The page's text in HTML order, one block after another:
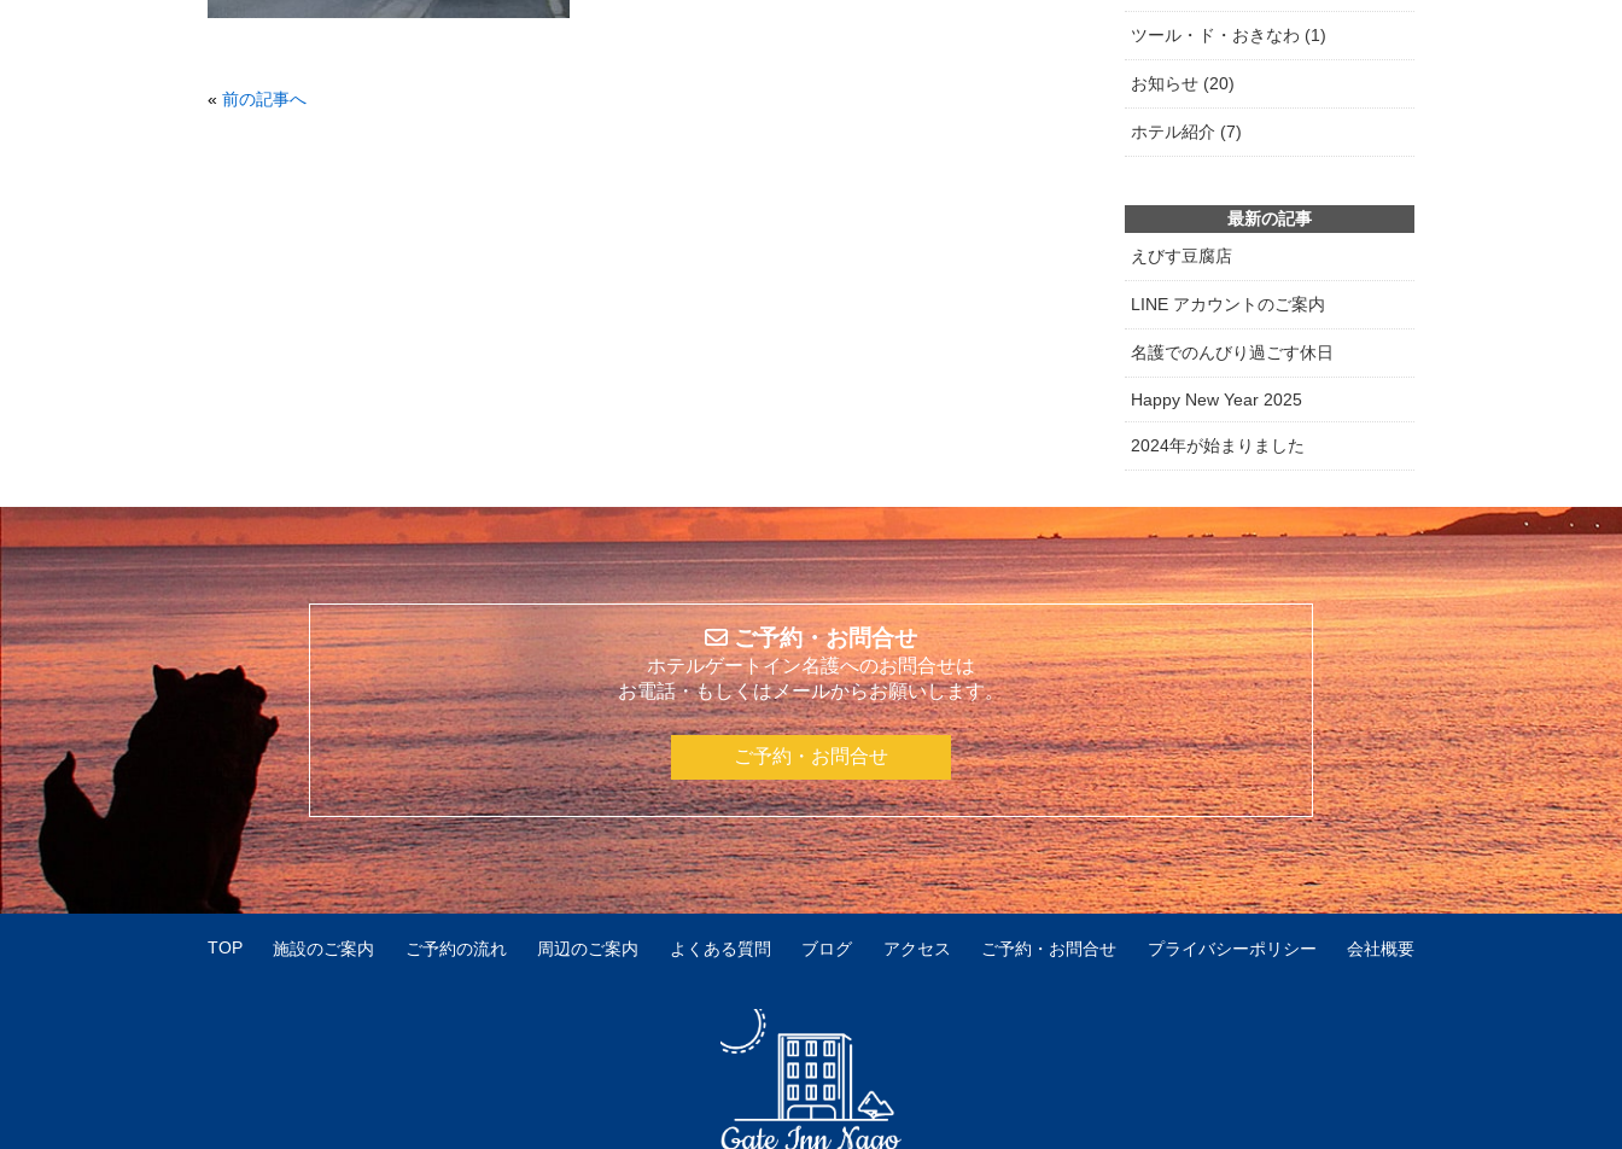
« 前の記事へ
ツール・ド・おきなわ (1)
お知らせ (20)
ホテル紹介 (7)
最新の記事
えびす豆腐店
LINE アカウントのご案内
名護でのんびり過ごす休日
Happy New Year 2025
2024年が始まりました
ご予約・お問合せ
ホテルゲートイン名護へのお問合せは
お電話・もしくはメールからお願いします。
ご予約・お問合せ
TOP 施設のご案内 ご予約の流れ 周辺のご案内 よくある質問 ブログ アクセス ご予約・お問合せ プライバシーポリシー 会社概要